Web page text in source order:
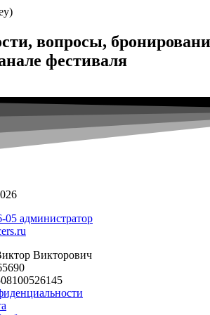
вопросы,
фестиваля
05 администратор
Викторович